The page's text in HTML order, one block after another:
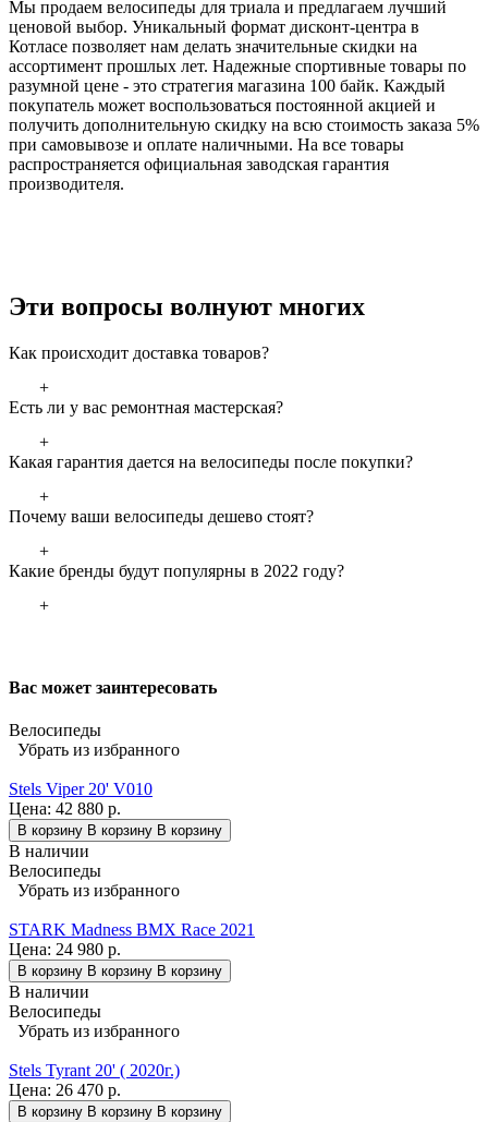
Мы продаем велосипеды для триала и предлагаем лучший
ценовой выбор. Уникальный формат дисконт-центра в
Котласе позволяет нам делать значительные скидки на
ассортимент прошлых лет. Надежные спортивные товары по
разумной цене - это стратегия магазина 100 байк. Каждый
покупатель может воспользоваться постоянной акцией и
получить дополнительную скидку на всю стоимость заказа 5%
при самовывозе и оплате наличными. На все товары
распространяется официальная заводская гарантия
производителя.
Эти вопросы волнуют многих
Как происходит доставка товаров?
+
Есть ли у вас ремонтная мастерская?
+
Какая гарантия дается на велосипеды после покупки?
+
Почему ваши велосипеды дешево стоят?
+
Какие бренды будут популярны в 2022 году?
+
Вас может заинтересовать
Велосипеды
Убрать из избранного
Stels Viper 20' V010
Цена: 42 880 р.
В корзину В корзину В корзину
В наличии
Велосипеды
Убрать из избранного
STARK Madness BMX Race 2021
Цена: 24 980 р.
В корзину В корзину В корзину
В наличии
Велосипеды
Убрать из избранного
Stels Tyrant 20' ( 2020г.)
Цена: 26 470 р.
В корзину В корзину В корзину